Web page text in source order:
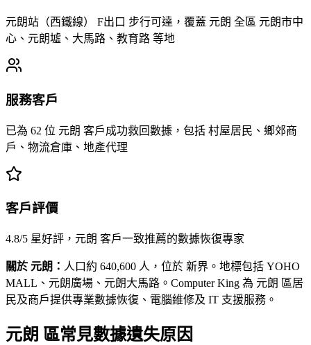
元朗站（西鐵線） F出口 步行可達，覆蓋 元朗 全區 元朗市中
心、元朗墟、大馬路、教育路 等地
服務客戶
已為 62 位 元朗 客戶成功救回數據，包括 村屋居民、鄉郊商
戶、物流倉庫、地產代理
客戶評價
4.8/5 星好評，元朗 客戶一致推薦的數據恢復專家
關於 元朗： 人口約 640,600 人，位於 新界。地標包括 YOHO
MALL、元朗廣場、元朗大馬路。Computer King 為 元朗 區居
民及商戶提供專業數據恢復、電腦維修及 IT 支援服務。
元朗 區常見數據遺失原因